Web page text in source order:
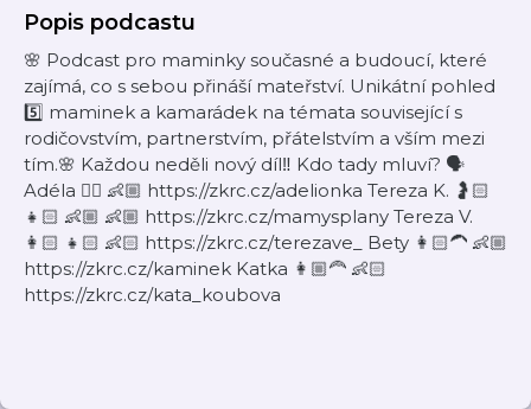
Popis podcastu
🌸 Podcast pro maminky současné a budoucí, které
zajímá, co s sebou přináší mateřství. Unikátní pohled
5️⃣ maminek a kamarádek na témata související s
rodičovstvím, partnerstvím, přátelstvím a vším mezi
tím.🌸 Každou neděli nový díl‼️ Kdo tady mluví? 🗣️
Adéla 👱‍♀️ 👶🏼 https://zkrc.cz/adelionka Tereza K. 🤰🏻
👧🏻 👶🏼 👶🏼 https://zkrc.cz/mamysplany Tereza V.
👩🏻 👧🏻 👶🏻 https://zkrc.cz/terezave_ Bety 👩🏻‍🦱 👶🏼
https://zkrc.cz/kaminek Katka 👩🏼‍🦰 👶🏻
https://zkrc.cz/kata_koubova